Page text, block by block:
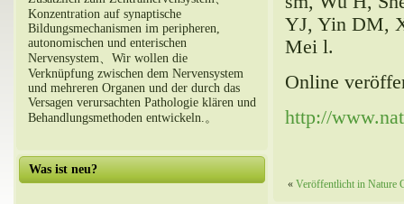
Konzentration auf synaptische
Bildungsmechanismen im peripheren,
autonomischen und enterischen
Nervensystem、Wir wollen die
Verknüpfung zwischen dem Nervensystem
und mehreren Organen und der durch das
Versagen verursachten Pathologie klären und
Behandlungsmethoden entwickeln.。
Was ist neu?
YJ, Yin DM,
Mei l.
Online
http://
« Veröffentlicht in Nature